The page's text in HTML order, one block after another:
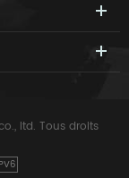
ltd. Tous droits